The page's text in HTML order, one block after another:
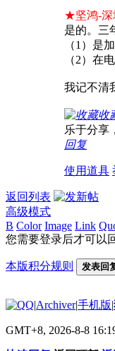
★坚鸿-深
是的。三
（1）是
（2）在
我记不清
收
乐于分享
回复
使用道具
返回列表
高级模式
B Color Image Link
您需要登录后才可以
本版积分规则 发表回
|Archiver|手机版|
GMT+8, 2026-8-8